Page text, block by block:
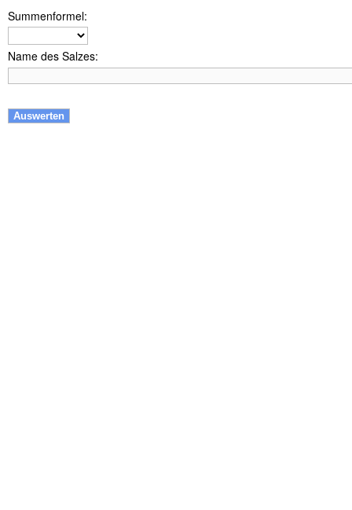
Summenformel:
Name des Salzes: